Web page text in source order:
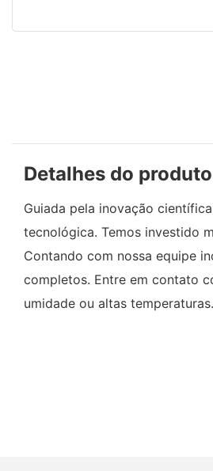
Detalhes do produto
Guiada pela inovação
tecnológica. Temos investido
Contando com nossa equipe
completos. Entre em contato
umidade ou altas temperaturas.